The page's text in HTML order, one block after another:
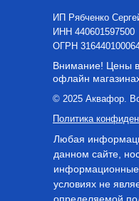
© 2025 Аквафор.
Политика
Внимание! Цены в
офлайн
Любая
данном сайте,
информационные
условиях не
ИП Рябченко
ИНН 440601597500
OГРН